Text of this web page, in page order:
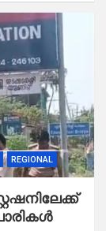
REGIONAL